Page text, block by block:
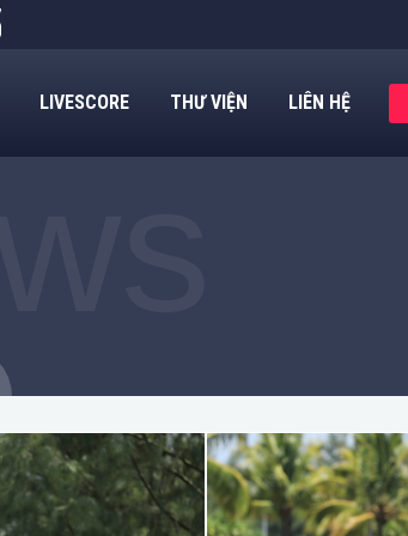
LIVESCORE THƯ VIỆN LIÊN HỆ